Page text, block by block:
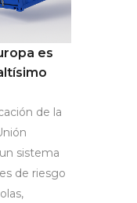
es
de la
sistema
de riesgo